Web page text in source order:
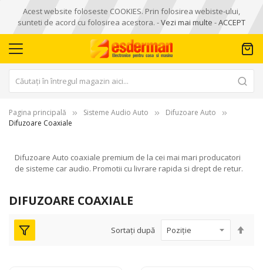
Acest website foloseste COOKIES. Prin folosirea webiste-ului,
sunteti de acord cu folosirea acestora. -Vezi mai multe -ACCEPT
Pagina principală Sisteme Audio Auto
Difuzoare Auto
Difuzoare Coaxiale
Difuzoare Auto coaxiale premium de la cei mai mari producatori
de sisteme car audio. Promotii cu livrare rapida si drept de retur.
DIFUZOARE COAXIALE
Sortați după